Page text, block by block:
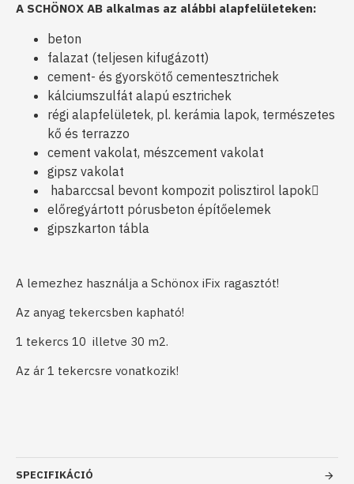
A SCHÖNOX AB alkalmas az alábbi alapfelületeken:
beton
falazat (teljesen kifugázott)
cement- és gyorskötő cementesztrichek
kálciumszulfát alapú esztrichek
régi alapfelületek, pl. kerámia lapok, természetes
kő és terrazzo
cement vakolat, mészcement vakolat
gipsz vakolat
habarccsal bevont kompozit polisztirol lapok
előregyártott pórusbeton építőelemek
gipszkarton tábla
A lemezhez használja a Schönox iFix ragasztót!
Az anyag tekercsben kapható!
1 tekercs 10 illetve 30 m2.
Az ár 1 tekercsre vonatkozik!
SPECIFIKÁCIÓ